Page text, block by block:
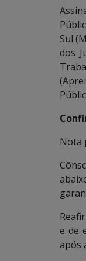
Sul
dos
Nota
e de
após